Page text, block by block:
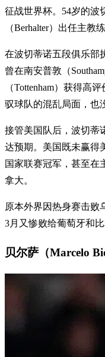
征战世界杯。54岁的波
（Berhalter）出任主教练
在波切蒂诺五段俱乐部
曾在南安普敦（
（Tottenham）获得高
驭球队的混乱局面，也
接管美国队后，波切蒂
达预期。美国既未赢得
国家联赛冠军，甚至在
拿大。
原本外界因热身赛击败
3月又惨败给葡萄牙和
贝尔萨（Marcelo